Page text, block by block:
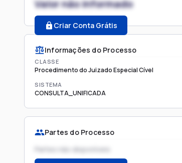
Valor não informado
Criar Conta Grátis
Informações do Processo
CLASSE
Procedimento do Juizado Especial Cível
SISTEMA
CONSULTA_UNIFICADA
Partes do Processo
Partes não disponíveis